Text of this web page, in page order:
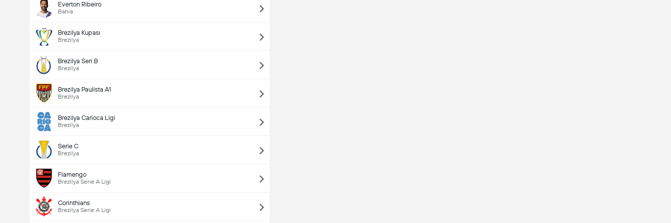
Everton Ribeiro
Bahia
Brezilya Kupası
Brezilya
Brezilya Seri B
Brezilya
Brezilya Paulista A1
Brezilya
Brezilya Carioca Ligi
Brezilya
Serie C
Brezilya
Flamengo
Brezilya Serie A Ligi
Corinthians
Brezilya Serie A Ligi